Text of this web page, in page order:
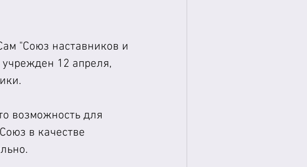
"Союз наставников и
12 апреля,
возможность для
в качестве